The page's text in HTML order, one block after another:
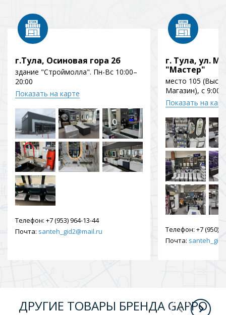
г.Тула, Осиновая гора 2б
здание "Строймолла". Пн-Вс 10:00–
20:00
Показать на карте
Телефон: +7 (953) 964-13-44
Почта: santeh_gid2@mail.ru
г. Тула, ул.
"Мастер"
место 105
Магазин), с 9:00
Показать на
Телефон: +7 (950)
Почта:
ДРУГИЕ ТОВАРЫ БРЕНДА GAPPO